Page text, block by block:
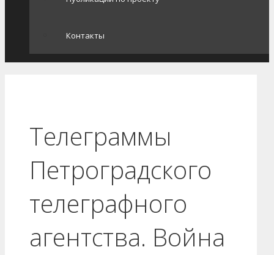
Контакты
Телеграммы
Петроградского
телеграфного
агентства. Война